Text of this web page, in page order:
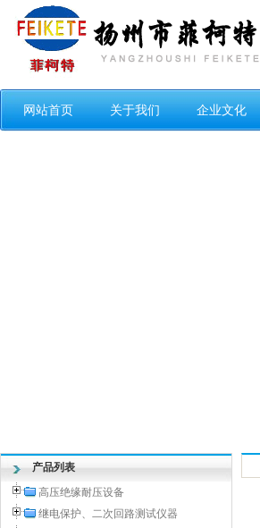
网站首页 关于我们 企业文化
产品列表
高压绝缘耐压设备
继电保护、二次回路测试仪器